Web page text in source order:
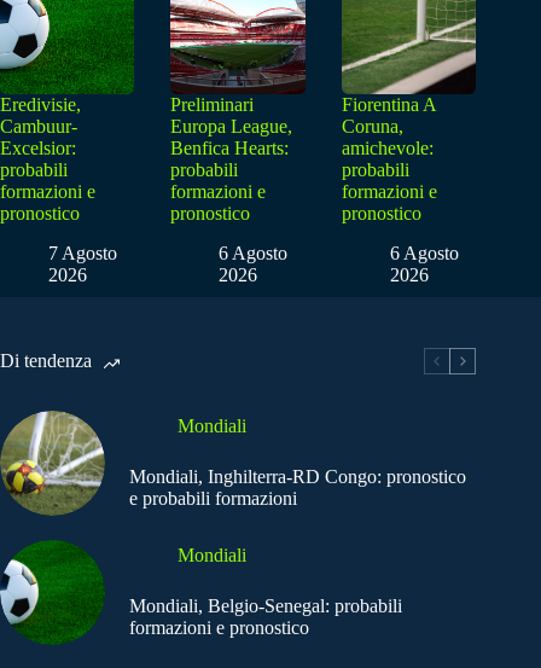
Eredivisie,
Cambuur-
Excelsior:
probabili
formazioni e
pronostico
7 Agosto
2026
Preliminari
Europa League,
Benfica Hearts:
probabili
formazioni e
pronostico
6 Agosto
2026
Fiorentina A
Coruna,
amichevole:
probabili
formazioni e
pronostico
6 Agosto
2026
Di tendenza
Mondiali
Mondiali, Inghilterra-RD Congo: pronostico
e probabili formazioni
Mondiali
Mondiali, Belgio-Senegal: probabili
formazioni e pronostico